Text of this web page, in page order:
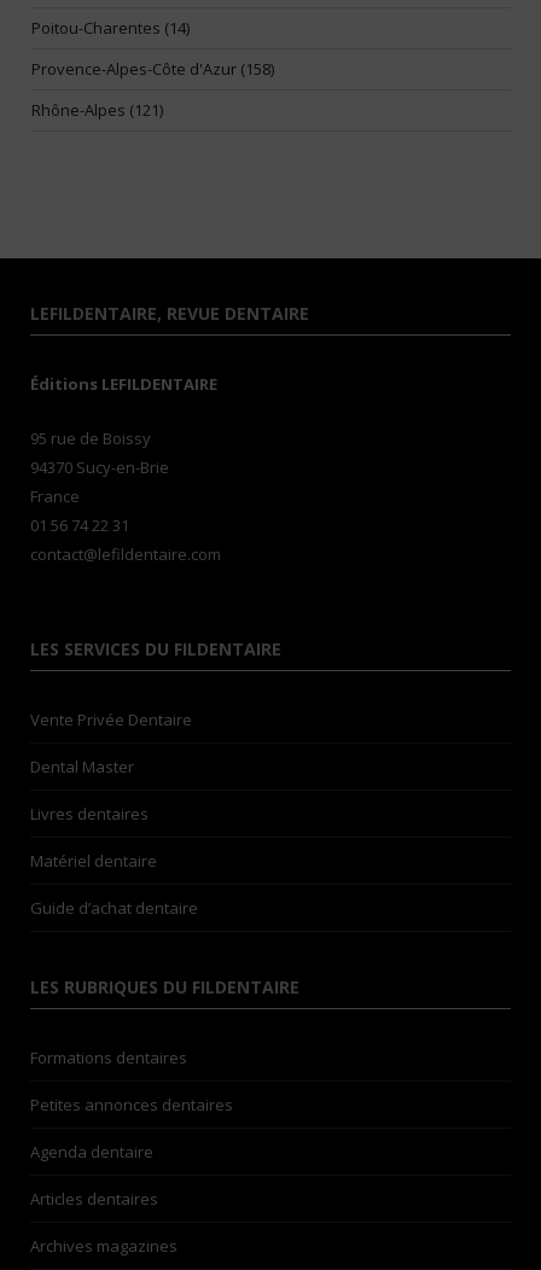
Poitou-Charentes (14)
Provence-Alpes-Côte d'Azur (158)
Rhône-Alpes (121)
LEFILDENTAIRE, REVUE DENTAIRE
Éditions LEFILDENTAIRE
95 rue de Boissy
94370 Sucy-en-Brie
France
01 56 74 22 31
contact@lefildentaire.com
LES SERVICES DU FILDENTAIRE
Vente Privée Dentaire
Dental Master
Livres dentaires
Matériel dentaire
Guide d’achat dentaire
LES RUBRIQUES DU FILDENTAIRE
Formations dentaires
Petites annonces dentaires
Agenda dentaire
Articles dentaires
Archives magazines